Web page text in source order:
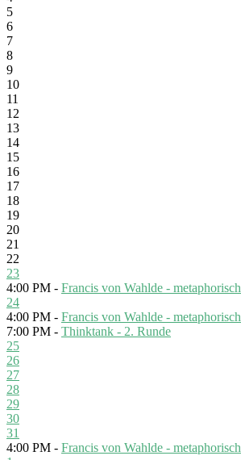
5
6
7
8
9
10
11
12
13
14
15
16
17
18
19
20
21
22
23
4:00 PM - Francis von Wahlde - metaphorisch
24
4:00 PM - Francis von Wahlde - metaphorisch
7:00 PM - Thinktank - 2. Runde
25
26
27
28
29
30
31
4:00 PM - Francis von Wahlde - metaphorisch